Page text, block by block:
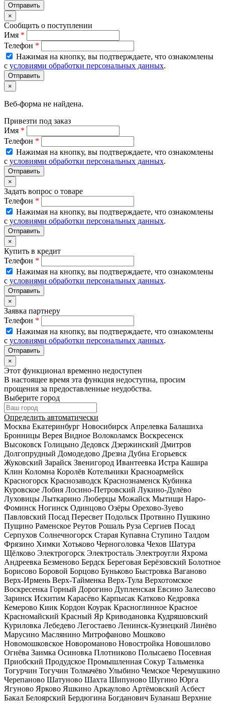
×
Сообщить о поступлении
Имя *
Телефон *
Нажимая на кнопку, вы подтверждаете, что ознакомлены
с условиями обработки персональных данных.
×
Веб-форма не найдена.
Привезти под заказ
Имя *
Телефон *
Нажимая на кнопку, вы подтверждаете, что ознакомлены
с условиями обработки персональных данных.
×
Задать вопрос о товаре
Телефон *
Нажимая на кнопку, вы подтверждаете, что ознакомлены
с условиями обработки персональных данных.
×
Купить в кредит
Телефон *
Нажимая на кнопку, вы подтверждаете, что ознакомлены
с условиями обработки персональных данных.
×
Заявка партнеру
Телефон *
Нажимая на кнопку, вы подтверждаете, что ознакомлены
с условиями обработки персональных данных.
×
Этот функционал временно недоступен
В настоящее время эта функция недоступна, просим
прощения за предоставленные неудобства.
Выберите город
Определить автоматически
Москва Екатеринбург Новосибирск Апрелевка Балашиха
Бронницы Верея Видное Волоколамск Воскресенск
Высоковск Голицыно Дедовск Дзержинский Дмитров
Долгопрудный Домодедово Дрезна Дубна Егорьевск
Жуковский Зарайск Звенигород Ивантеевка Истра Кашира
Клин Коломна Королёв Котельники Красноармейск
Красногорск Краснозаводск Краснознаменск Кубинка
Куровское Лобня Лосино-Петровский Лукино-Дулёво
Луховицы Лыткарино Люберцы Можайск Мытищи Наро-
Фоминск Ногинск Одинцово Озёры Орехово-Зуево
Павловский Посад Пересвет Подольск Протвино Пушкино
Пущино Раменское Реутов Рошаль Руза Сергиев Посад
Серпухов Солнечногорск Старая Купавна Ступино Талдом
Фрязино Химки Хотьково Черноголовка Чехов Шатура
Щёлково Электрогорск Электросталь Электроугли Яхрома
Андреевка Безменово Бердск Береговая Берёзовский Болотное
Борисово Боровой Борцово Буньково Быстровка Ваганово
Верх-Ирмень Верх-Тайменка Верх-Тула Верхотомское
Воскресенка Горный Дорогино Дупленская Евсино Залесово
Заринск Искитим Карасёво Карпысак Катково Кедровка
Кемерово Киик Кордон Коурак Красноглинное Красное
Красномайский Красный Яр Криводановка Кудряшовский
Куриловка Лебедево Легостаево Ленинск-Кузнецкий Линёво
Марусино Маслянино Митрофаново Мошково
Новомошковское Новороманово Новостройка Новошилово
Огнёва Заимка Осиновка Плотниково Полысаево Посевная
Приобский Продудское Промышленная Сокур Тальменка
Тогурчин Тогучин Толмачёво Улыбино Чемское Черемушкино
Черепаново Шатуново Шахта Шипуново Шугино Юрга
Ягуново Ярково Яшкино Аркаулово Артёмовский Асбест
Бакал Белоярский Бердюгина Богданович Буланаш Верхние